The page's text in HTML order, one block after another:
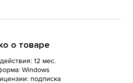
о товаре
12 мес.
Windows
подписка